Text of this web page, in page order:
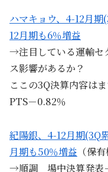
ハマキョウ、4-12月
12月期も6％増益
→注目している運輸セ
ス影響があるか？
ここの3Q決算内容は
PTS－0.82％
紀陽銀、4-12月期(3Q
月期も50％増益 （保有
→順調 場中決算発表